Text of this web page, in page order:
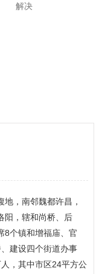
解决
，南邻魏都许昌，
阳，辖和尚桥、后
8个镇和增福庙、官
建设四个街道办事
，其中市区24平方公